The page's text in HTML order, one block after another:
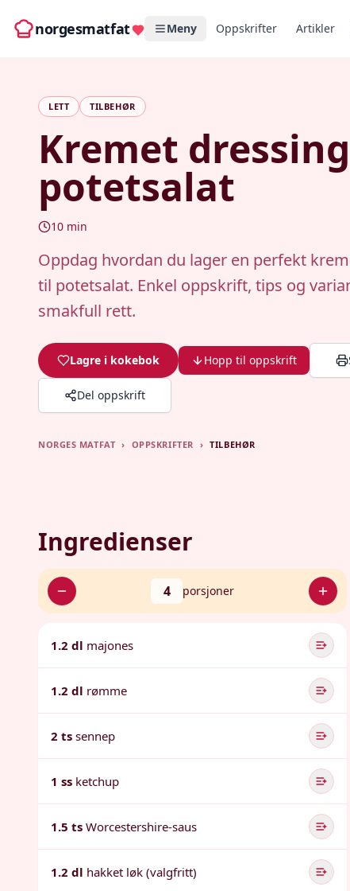
norgesmatfat Meny Oppskrifter Artikler
LETT TILBEHØR
Kremet
potetsalat
10 min
Oppdag hvordan du lager en perfekt
til potetsalat. Enkel oppskrift, tips og
smakfull rett.
Lagre i kokebok Hopp til oppskrift
Del oppskrift
NORGES MATFAT › OPPSKRIFTER › TILBEHØR
Ingredienser
4 porsjoner
1.2 dl majones
1.2 dl rømme
2 ts sennep
1 ss ketchup
1.5 ts Worcestershire-saus
1.2 dl hakket løk (valgfritt)